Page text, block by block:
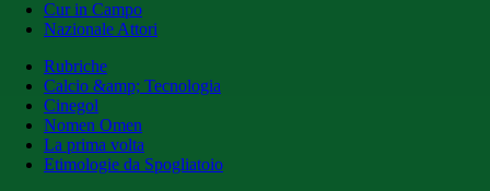
Cur in Campo
Nazionale Attori
Rubriche
Calcio &amp; Tecnologia
Cinegol
Nomen Omen
La prima volta
Etimologie da Spogliatoio